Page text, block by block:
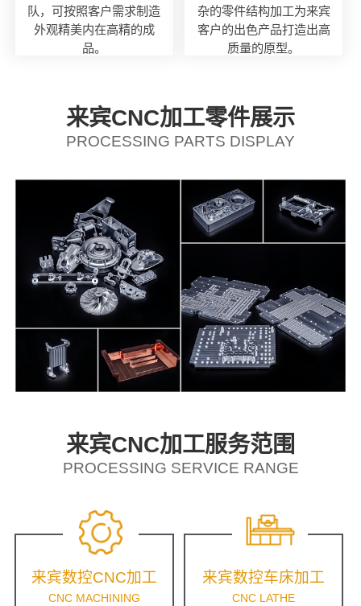
队，可按照客户需求制造
外观精美内在高精的成
品。
杂的零件结构加工为来宾
客户的出色产品打造出高
质量的原型。
来宾CNC加工零件展示
PROCESSING PARTS DISPLAY
来宾CNC加工服务范围
PROCESSING SERVICE RANGE
来宾数控CNC加工
CNC MACHINING
来宾数控车床加工
CNC LATHE